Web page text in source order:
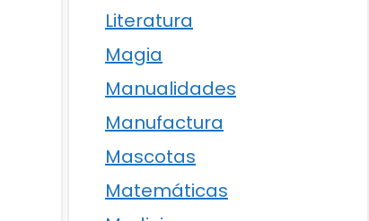
Literatura
Magia
Manualidades
Manufactura
Mascotas
Matemáticas